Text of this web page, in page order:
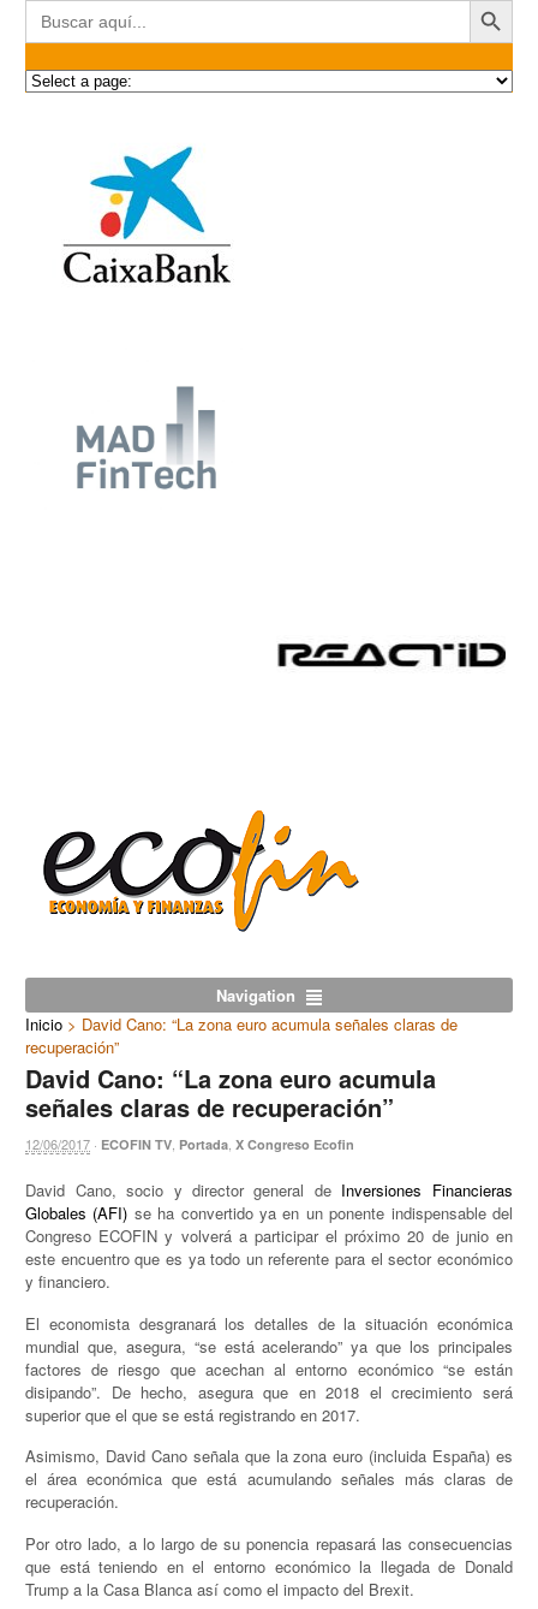
Buscar:
Navigation
Inicio > David Cano: “La zona euro acumula señales claras de
recuperación”
David Cano: “La zona euro acumula
señales claras de recuperación”
12/06/2017 · ECOFIN TV, Portada,X Congreso Ecofin
David Cano, socio y director general de Inversiones Financieras
Globales (AFI) se ha convertido ya en un ponente indispensable del
Congreso ECOFIN y volverá a participar el próximo 20 de junio en
este encuentro que es ya todo un referente para el sector económico
y financiero.
El economista desgranará los detalles de la situación económica
mundial que, asegura, “se está acelerando” ya que los principales
factores de riesgo que acechan al entorno económico “se están
disipando”. De hecho, asegura que en 2018 el crecimiento será
superior que el que se está registrando en 2017.
Asimismo, David Cano señala que la zona euro (incluida España) es
el área económica que está acumulando señales más claras de
recuperación.
Por otro lado, a lo largo de su ponencia repasará las consecuencias
que está teniendo en el entorno económico la llegada de Donald
Trump a la Casa Blanca así como el impacto del Brexit.